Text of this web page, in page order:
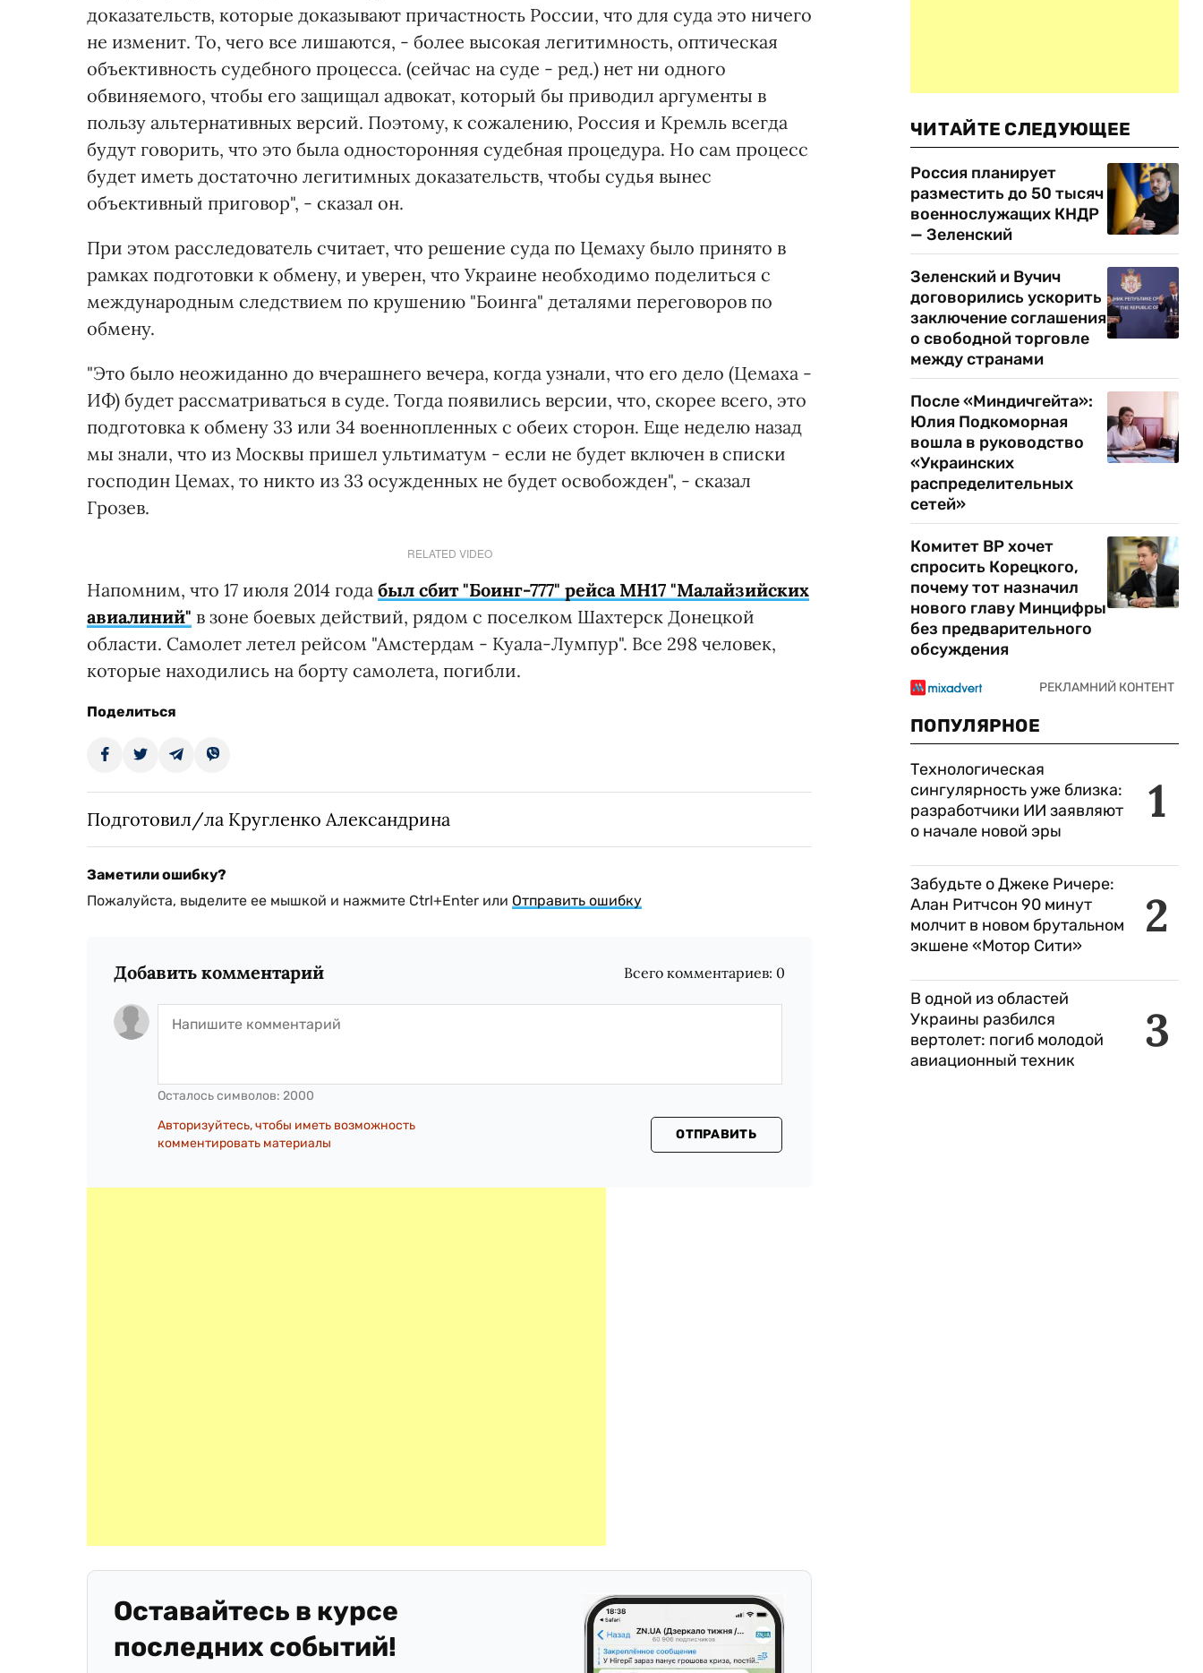
доказательств, которые доказывают причастность России, что для суда это ничего
не изменит. То, чего все лишаются, - более высокая легитимность, оптическая
объективность судебного процесса. (сейчас на суде - ред.) нет ни одного
обвиняемого, чтобы его защищал адвокат, который бы приводил аргументы в
пользу альтернативных версий. Поэтому, к сожалению, Россия и Кремль всегда
будут говорить, что это была односторонняя судебная процедура. Но сам процесс
будет иметь достаточно легитимных доказательств, чтобы судья вынес
объективный приговор", - сказал он.
При этом расследователь считает, что решение суда по Цемаху было принято в
рамках подготовки к обмену, и уверен, что Украине необходимо поделиться с
международным следствием по крушению "Боинга" деталями переговоров по
обмену.
"Это было неожиданно до вчерашнего вечера, когда узнали, что его дело (Цемаха -
ИФ) будет рассматриваться в суде. Тогда появились версии, что, скорее всего, это
подготовка к обмену 33 или 34 военнопленных с обеих сторон. Еще неделю назад
мы знали, что из Москвы пришел ультиматум - если не будет включен в списки
господин Цемах, то никто из 33 осужденных не будет освобожден", - сказал
Грозев.
RELATED VIDEO
Напомним, что 17 июля 2014 года был сбит "Боинг-777" рейса MH17 "Малайзийских
авиалиний" в зоне боевых действий, рядом с поселком Шахтерск Донецкой
области. Самолет летел рейсом "Амстердам - Куала-Лумпур". Все 298 человек,
которые находились на борту самолета, погибли.
Поделиться
Подготовил/ла Кругленко Александрина
Заметили ошибку?
Пожалуйста, выделите ее мышкой и нажмите Ctrl+Enter или Отправить ошибку
Добавить комментарий Всего комментариев: 0
Осталось символов: 2000
Авторизуйтесь, чтобы иметь возможность
комментировать материалы
ОТПРАВИТЬ
Оставайтесь в курсе
последних событий!
ЧИТАЙТЕ СЛЕДУЮЩЕЕ
Россия планирует
разместить до 50 тысяч
военнослужащих КНДР
— Зеленский
Зеленский и Вучич
договорились ускорить
заключение соглашения
о свободной торговле
между странами
После «Миндичгейта»:
Юлия Подкоморная
вошла в руководство
«Украинских
распределительных
сетей»
Комитет ВР хочет
спросить Корецкого,
почему тот назначил
нового главу Минцифры
без предварительного
обсуждения
ПОПУЛЯРНОЕ
1
Технологическая
сингулярность уже близка:
разработчики ИИ заявляют
о начале новой эры
2
Забудьте о Джеке Ричере:
Алан Ритчсон 90 минут
молчит в новом брутальном
экшене «Мотор Сити»
3
В одной из областей
Украины разбился
вертолет: погиб молодой
авиационный техник